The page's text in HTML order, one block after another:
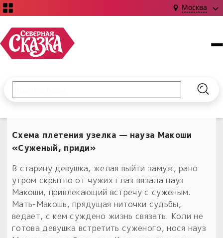
Москва
Книги
Издания о Славянской культуре и ведовстве
Коллекции
Наборы для курсов и книг
Обереги славян нательные
Обереги для дома и машины
Сказки
Гадание
Магия
Библиография
Об авторе и издательстве
С чего начать?
Материалы
Для алтаря
Расходные материалы
Новинки ›
Готовые заговоры
Для чего:
Предметы
Введите текст и нажмите кнопку «Найти», чтобы
Схема плетения узелка — науза Макоши
«Суженый, приди»
В старину девушка, желая выйти замуж, рано
утром скрытно от чужих глаз вязала науз
Макоши, привлекающий встречу с суженым.
Мать-Макошь, прядущая ниточки судьбы,
ведает, с кем суждено жизнь связать. Коли не
готова девушка встретить суженого, нося науз